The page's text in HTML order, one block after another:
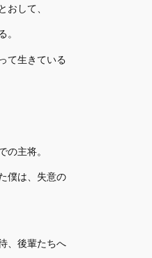
おして、
て生きている
の主将。
僕は、失意の
、後輩たちへ